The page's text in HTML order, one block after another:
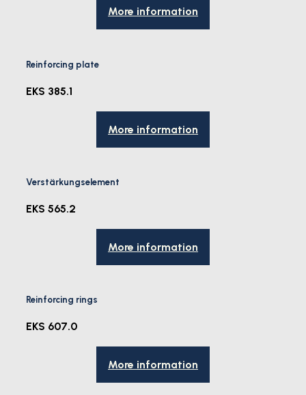
More information
Reinforcing plate
EKS 385.1
More information
Verstärkungselement
EKS 565.2
More information
Reinforcing rings
EKS 607.0
More information